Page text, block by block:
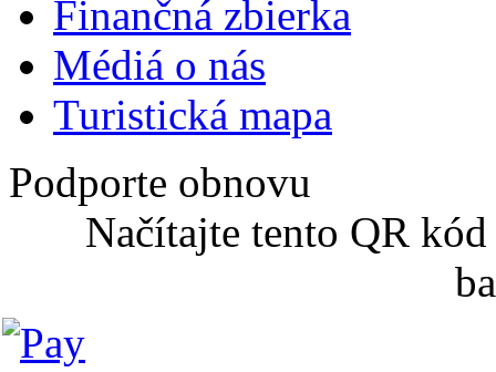
Finančná zbierka
Médiá o nás
Turistická mapa
Podporte obnovu
Načítajte tento QR